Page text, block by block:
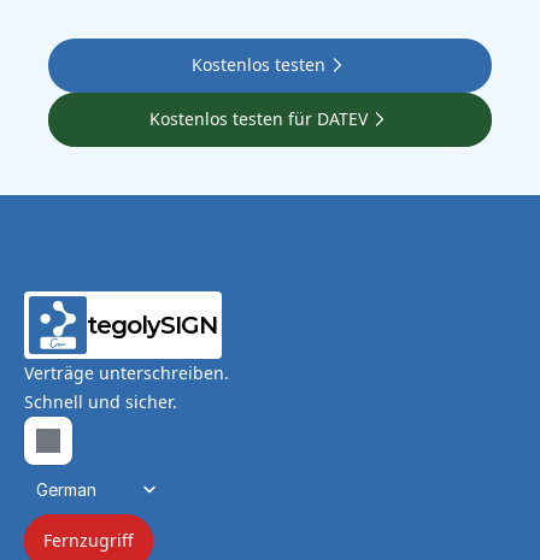
Kostenlos testen
Kostenlos testen für DATEV
tegolySIGN
Verträge unterschreiben.
Schnell und sicher.
German
Fernzugriff